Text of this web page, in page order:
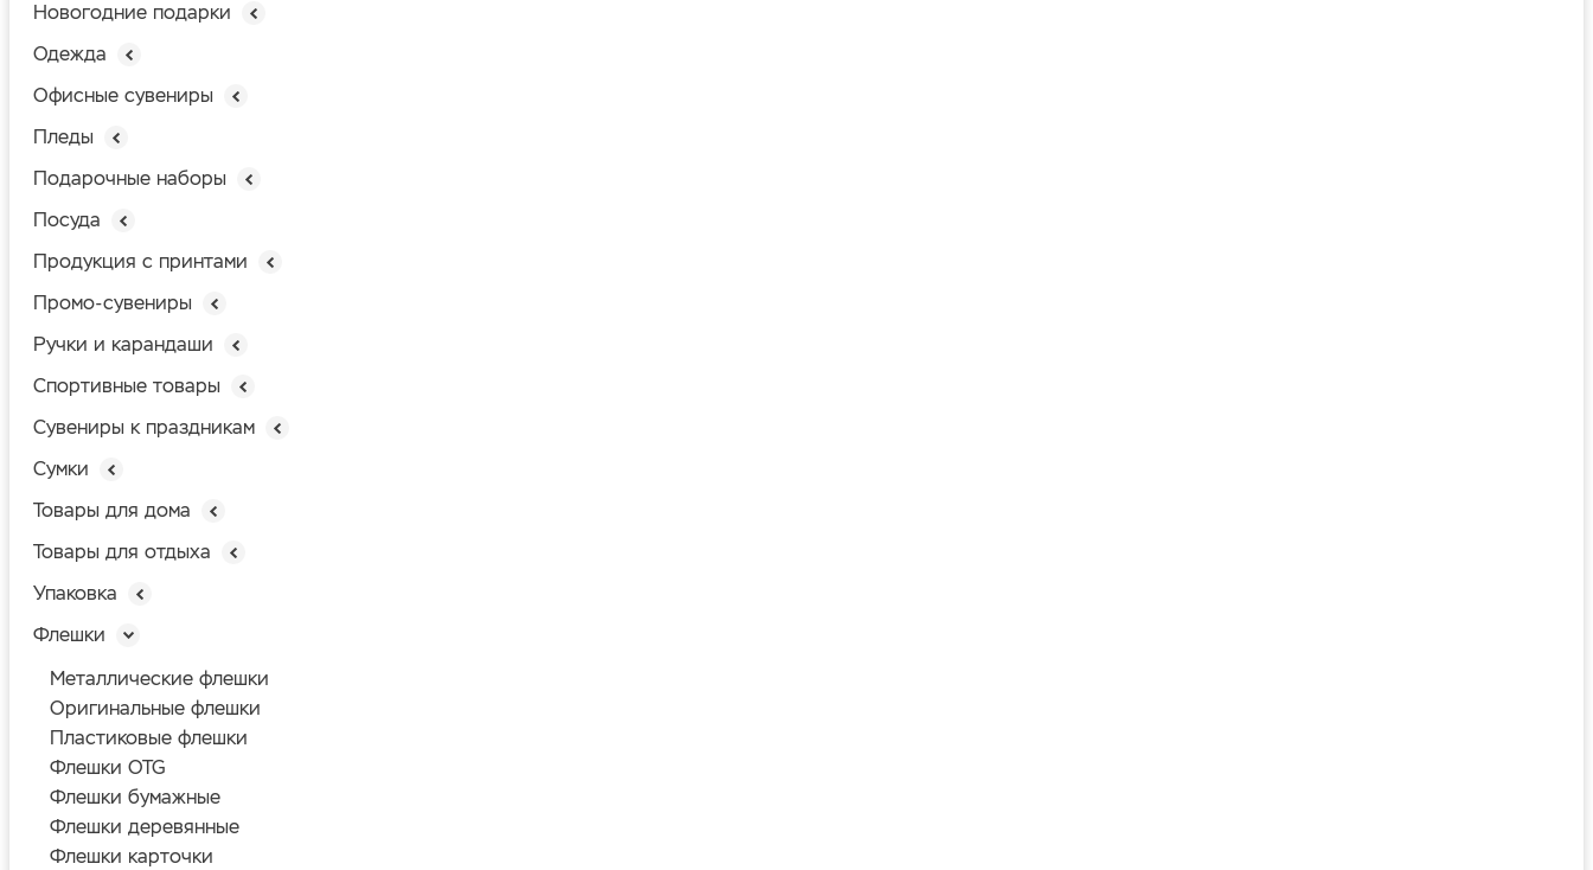
Новогодние подарки
Одежда
Офисные сувениры
Пледы
Подарочные наборы
Посуда
Продукция с принтами
Промо-сувениры
Ручки и карандаши
Спортивные товары
Сувениры к праздникам
Сумки
Товары для дома
Товары для отдыха
Упаковка
Флешки
Металлические флешки
Оригинальные флешки
Пластиковые флешки
Флешки OTG
Флешки бумажные
Флешки деревянные
Флешки карточки